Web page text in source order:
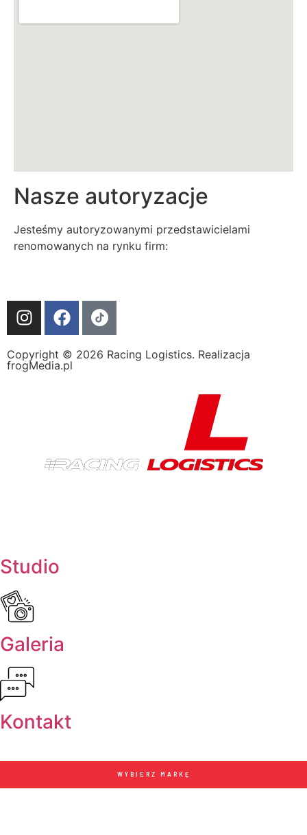
Nasze autoryzacje
Jesteśmy autoryzowanymi przedstawicielami
renomowanych na rynku firm:
Copyright © 2026 Racing Logistics. Realizacja
frogMedia.pl
Studio
Galeria
Kontakt
WYBIERZ MARKĘ